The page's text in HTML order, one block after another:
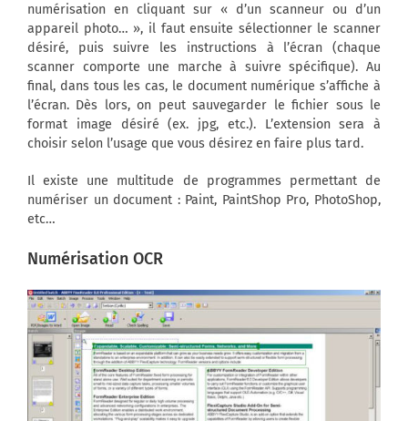
numérisation en cliquant sur « d’un scanneur ou d’un
appareil photo… », il faut ensuite sélectionner le scanner
désiré, puis suivre les instructions à l’écran (chaque
scanner comporte une marche à suivre spécifique). Au
final, dans tous les cas, le document numérique s’affiche à
l’écran. Dès lors, on peut sauvegarder le fichier sous le
format image désiré (ex. jpg, etc.). L’extension sera à
choisir selon l’usage que vous désirez en faire plus tard.
Il existe une multitude de programmes permettant de
numériser un document : Paint, PaintShop Pro, PhotoShop,
etc…
Numérisation OCR